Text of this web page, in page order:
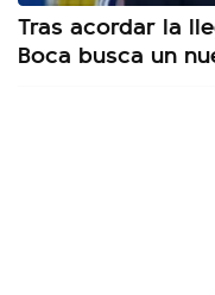
Tras acordar la
Boca busca un